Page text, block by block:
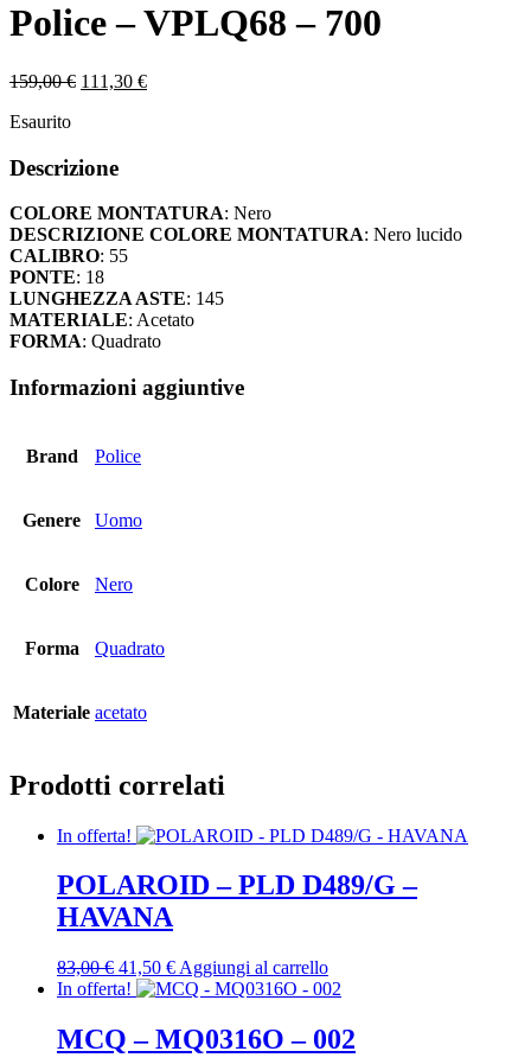
Police – VPLQ68 – 700
159,00€ Il
159,00 €.
111,30 €Il
Esaurito
Descrizione
COLORE MONTATURA: Nero
DESCRIZIONE COLORE MONTATURA: Nero lucido
CALIBRO: 55
PONTE: 18
LUNGHEZZA ASTE: 145
MATERIALE: Acetato
FORMA: Quadrato
Informazioni aggiuntive
Brand Police
Genere Uomo
Colore Nero
Forma Quadrato
Materiale acetato
Prodotti correlati
In offerta!
POLAROID – PLD D489/G –
HAVANA
83,00€ Il
prezzo
era:
83,00 €.
41,50 €Il
prezzo
è:
41,50 €.
Aggiungi al carrello
In offerta!
MCQ – MQ0316O – 002